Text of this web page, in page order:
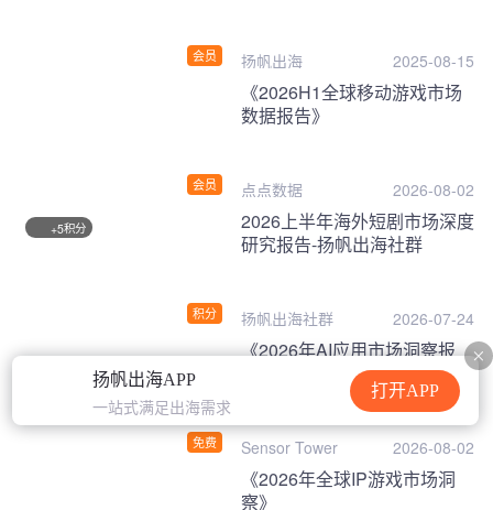
扬帆出海APP
一站式满足出海需求
打开APP
会员 扬帆出海 2025-08-15
会员
《2026H1全球移动游戏市场
数据报告》
点点数据 2026-08-02
+5积分
积分
2026上半年海外短剧市场深度
研究报告-扬帆出海社群
扬帆出海社群 2026-07-24
免费
《2026年AI应用市场洞察报
Sensor Tower 2026-08-02
《2026年全球IP游戏市场洞
察》